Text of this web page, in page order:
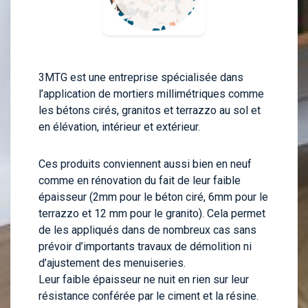
3MTG est une entreprise spécialisée dans
l’application de mortiers millimétriques comme
les bétons cirés, granitos et terrazzo au sol et
en élévation, intérieur et extérieur.
Ces produits conviennent aussi bien en neuf
comme en rénovation du fait de leur faible
épaisseur (2mm pour le béton ciré, 6mm pour le
terrazzo et 12 mm pour le granito). Cela permet
de les appliqués dans de nombreux cas sans
prévoir d’importants travaux de démolition ni
d’ajustement des menuiseries.
Leur faible épaisseur ne nuit en rien sur leur
résistance conférée par le ciment et la résine.